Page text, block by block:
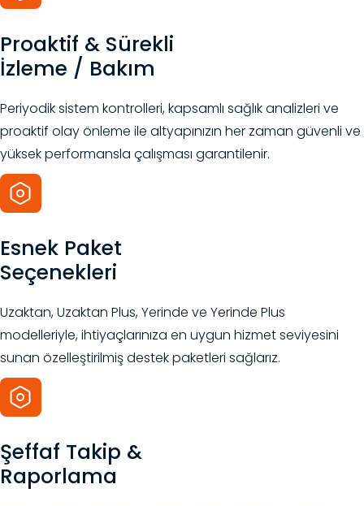
Proaktif & Sürekli
İzleme / Bakım
Periyodik sistem kontrolleri, kapsamlı sağlık analizleri ve
proaktif olay önleme ile altyapınızın her zaman güvenli ve
yüksek performansla çalışması garantilenir.
Esnek Paket
Seçenekleri
Uzaktan, Uzaktan Plus, Yerinde ve Yerinde Plus
modelleriyle, ihtiyaçlarınıza en uygun hizmet seviyesini
sunan özelleştirilmiş destek paketleri sağlarız.
Şeffaf Takip &
Raporlama